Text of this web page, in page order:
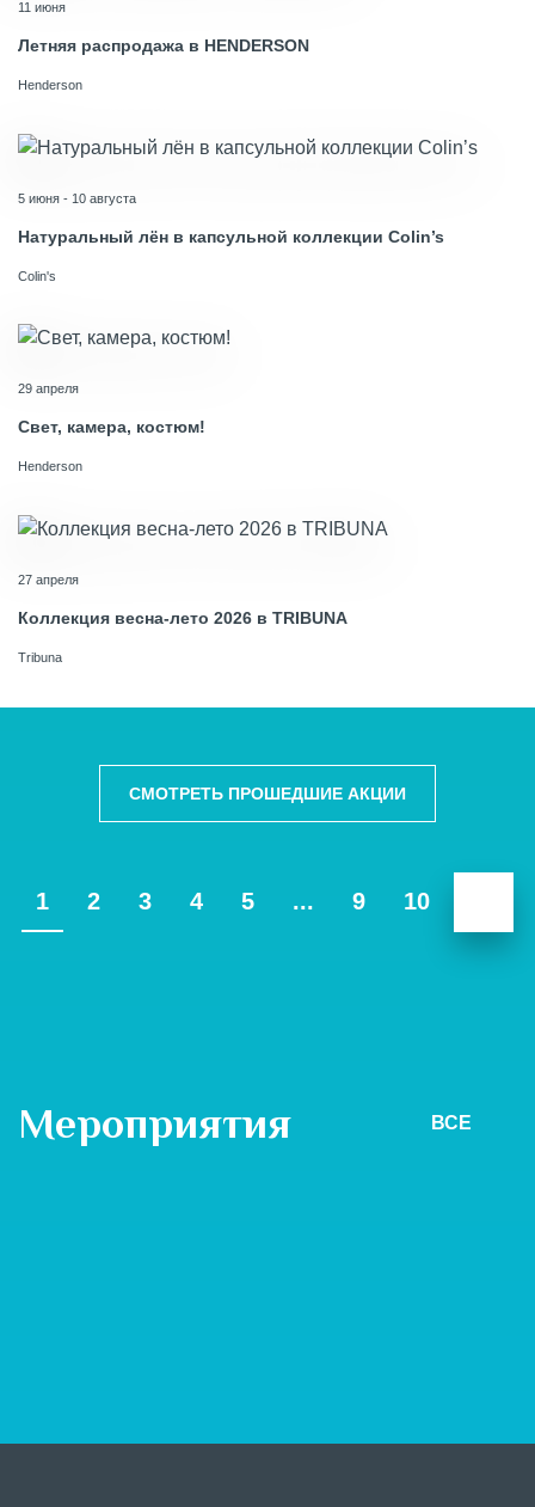
11 июня
Летняя распродажа в HENDERSON
Henderson
5 июня - 10 августа
Натуральный лён в капсульной коллекции Colin’s
Colin's
29 апреля
Свет, камера, костюм!
Henderson
27 апреля
Коллекция весна-лето 2026 в TRIBUNA
Tribuna
СМОТРЕТЬ ПРОШЕДШИЕ АКЦИИ
1 2 3 4 5 ... 9 10
Мероприятия ВСЕ